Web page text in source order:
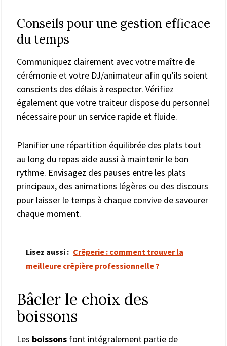
Conseils pour une gestion efficace
du temps
Communiquez clairement avec votre maître de
cérémonie et votre DJ/animateur afin qu’ils soient
conscients des délais à respecter. Vérifiez
également que votre traiteur dispose du personnel
nécessaire pour un service rapide et fluide.
Planifier une répartition équilibrée des plats tout
au long du repas aide aussi à maintenir le bon
rythme. Envisagez des pauses entre les plats
principaux, des animations légères ou des discours
pour laisser le temps à chaque convive de savourer
chaque moment.
Lisez aussi : Crêperie : comment trouver la
meilleure crêpière professionnelle ?
Bâcler le choix des
boissons
Les boissons font intégralement partie de